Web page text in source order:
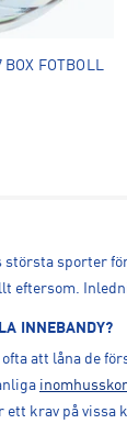
BOX FOTBOLL
största sporter
eftersom.
INNEBANDY?
ofta att låna de
inomhusskor
ett krav på vissa